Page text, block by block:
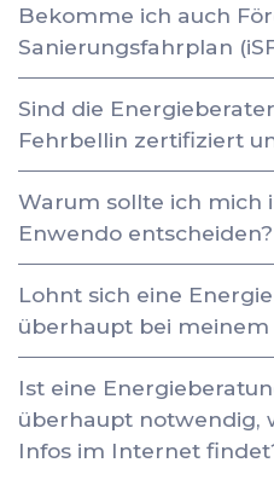
Bekomme ich auch
Sanierungsfahrplan
Sind die
Fehrbellin zertifiziert
Warum sollte ich mich
Enwendo entscheiden?
Lohnt sich eine
überhaupt bei meinem
Ist eine
überhaupt notwendig,
Infos im Internet